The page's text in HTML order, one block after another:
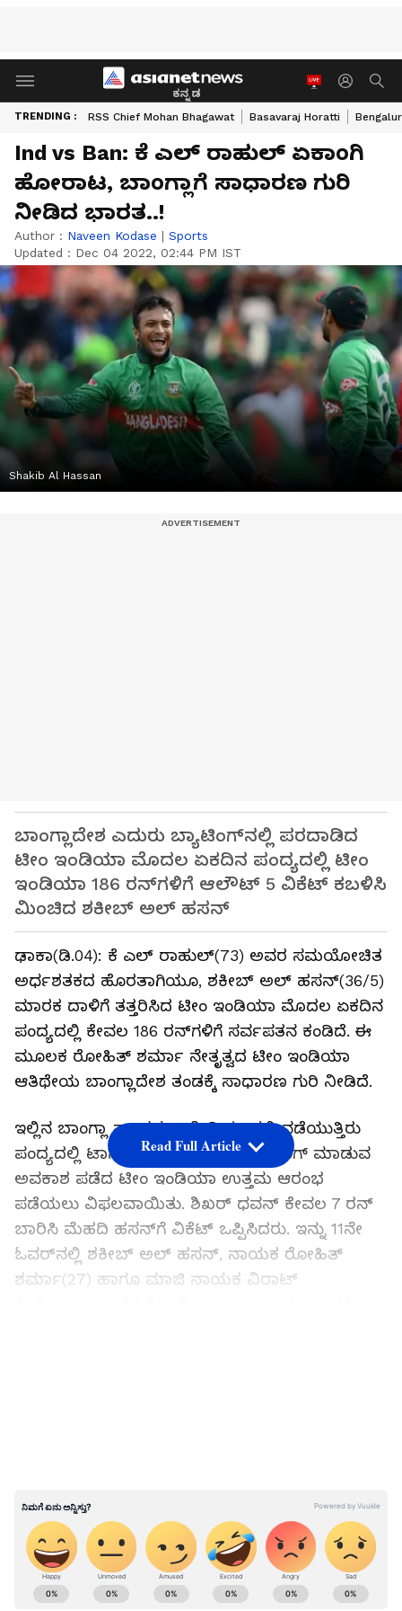
ಕನ್ನಡ
TRENDING : RSS Chief Mohan Bhagawat Basavaraj Horatti
Ind vs Ban: ಕೆ ಎಲ್ ರಾಹುಲ್ ಏಕಾಂಗಿ
ಹೋರಾಟ, ಬಾಂಗ್ಲಾಗೆ ಸಾಧಾರಣ ಗುರಿ
ನೀಡಿದ ಭಾರತ..!
Author : Naveen Kodase | Sports
Updated : Dec 04 2022, 02:44 PM IST
Shakib Al Hassan
ಬಾಂಗ್ಲಾದೇಶ ಎದುರು ಬ್ಯಾಟಿಂಗ್‌ನಲ್ಲಿ ಪರದಾಡಿದ
ಟೀಂ ಇಂಡಿಯಾ ಮೊದಲ ಏಕದಿನ ಪಂದ್ಯದಲ್ಲಿ ಟೀಂ
ಇಂಡಿಯಾ 186 ರನ್‌ಗಳಿಗೆ ಆಲೌಟ್ 5 ವಿಕೆಟ್ ಕಬಳಿಸಿ
ಮಿಂಚಿದ ಶಕೀಬ್ ಅಲ್ ಹಸನ್
ಢಾಕಾ(ಡಿ.04): ಕೆ ಎಲ್ ರಾಹುಲ್(73) ಅವರ ಸಮಯೋಚಿತ
ಅರ್ಧಶತಕದ ಹೊರತಾಗಿಯೂ, ಶಕೀಬ್ ಅಲ್ ಹಸನ್(36/5)
ಮಾರಕ ದಾಳಿಗೆ ತತ್ತರಿಸಿದ ಟೀಂ ಇಂಡಿಯಾ ಮೊದಲ ಏಕದಿನ
ಪಂದ್ಯದಲ್ಲಿ ಕೇವಲ 186 ರನ್‌ಗಳಿಗೆ ಸರ್ವಪತನ ಕಂಡಿದೆ. ಈ
ಮೂಲಕ ರೋಹಿತ್ ಶರ್ಮಾ ನೇತೃತ್ವದ ಟೀಂ ಇಂಡಿಯಾ
ಆತಿಥೇಯ ಬಾಂಗ್ಲಾದೇಶ ತಂಡಕ್ಕೆ ಸಾಧಾರಣ ಗುರಿ ನೀಡಿದೆ.
ಇಲ್ಲಿನ ಬಾಂಗ್ಲಾ ನ್ಯಾಷನಲ್ ಸ್ಟೇಡಿಯಂನಲ್ಲಿ ನಡೆಯುತ್ತಿರು
ಪಂದ್ಯದಲ್ಲಿ ಟಾಸ್ ಸೋತು ಮೊದಲು ಬ್ಯಾಟಿಂಗ್ ಮಾಡುವ
ಅವಕಾಶ ಪಡೆದ ಟೀಂ ಇಂಡಿಯಾ ಉತ್ತಮ ಆರಂಭ
ಪಡೆಯಲು ವಿಫಲವಾಯಿತು. ಶಿಖರ್ ಧವನ್‌ ಕೇವಲ 7 ರನ್
ಬಾರಿಸಿ ಮೆಹದಿ ಹಸನ್‌ಗೆ ವಿಕೆಟ್‌ ಒಪ್ಪಿಸಿದರು. ಇನ್ನು 11ನೇ
ಓವರ್‌ನಲ್ಲಿ ಶಕೀಬ್ ಅಲ್ ಹಸನ್‌, ನಾಯಕ ರೋಹಿತ್
ಶರ್ಮಾ(27) ಹಾಗೂ ಮಾಜಿ ನಾಯಕ ವಿರಾಟ್
ತಂಡವನ್ನು ಆರಂಭಿಕ ಸಂಕಷ್ಟದಿಂದ ಪಾರು ಮಾಡಿದರು.
ನೆಲಕಚ್ಚಿ ಆಡುವ ಮುನ್ಸೂಚನೆ ನೀಡಿದ್ದ ಶ್ರೇಯಸ್ ಅಯ್ಯರ್
24 ರನ್ ಬಾರಿಸಿ ಎಬೊದತ್ ಹೊಸೈನ್‌ಗೆ ವಿಕೆಟ್ ಒಪ್ಪಿಸಿದರು.
ಇನ್ನು 5ನೇ ವಿಕೆಟ್‌ಗೆ ಕೆ ಎಲ್ ರಾಹುಲ್ ಹಾಗೂ ವಾಷಿಂಗ್ಟನ್
ಸುಂದರ್ 60 ರನ್‌ಗಳ ಜತೆಯಾಟವಾಡುವ ಮೂಲಕ ತಂಡದ
Read Full Article
ABOUT THE AUTHOR